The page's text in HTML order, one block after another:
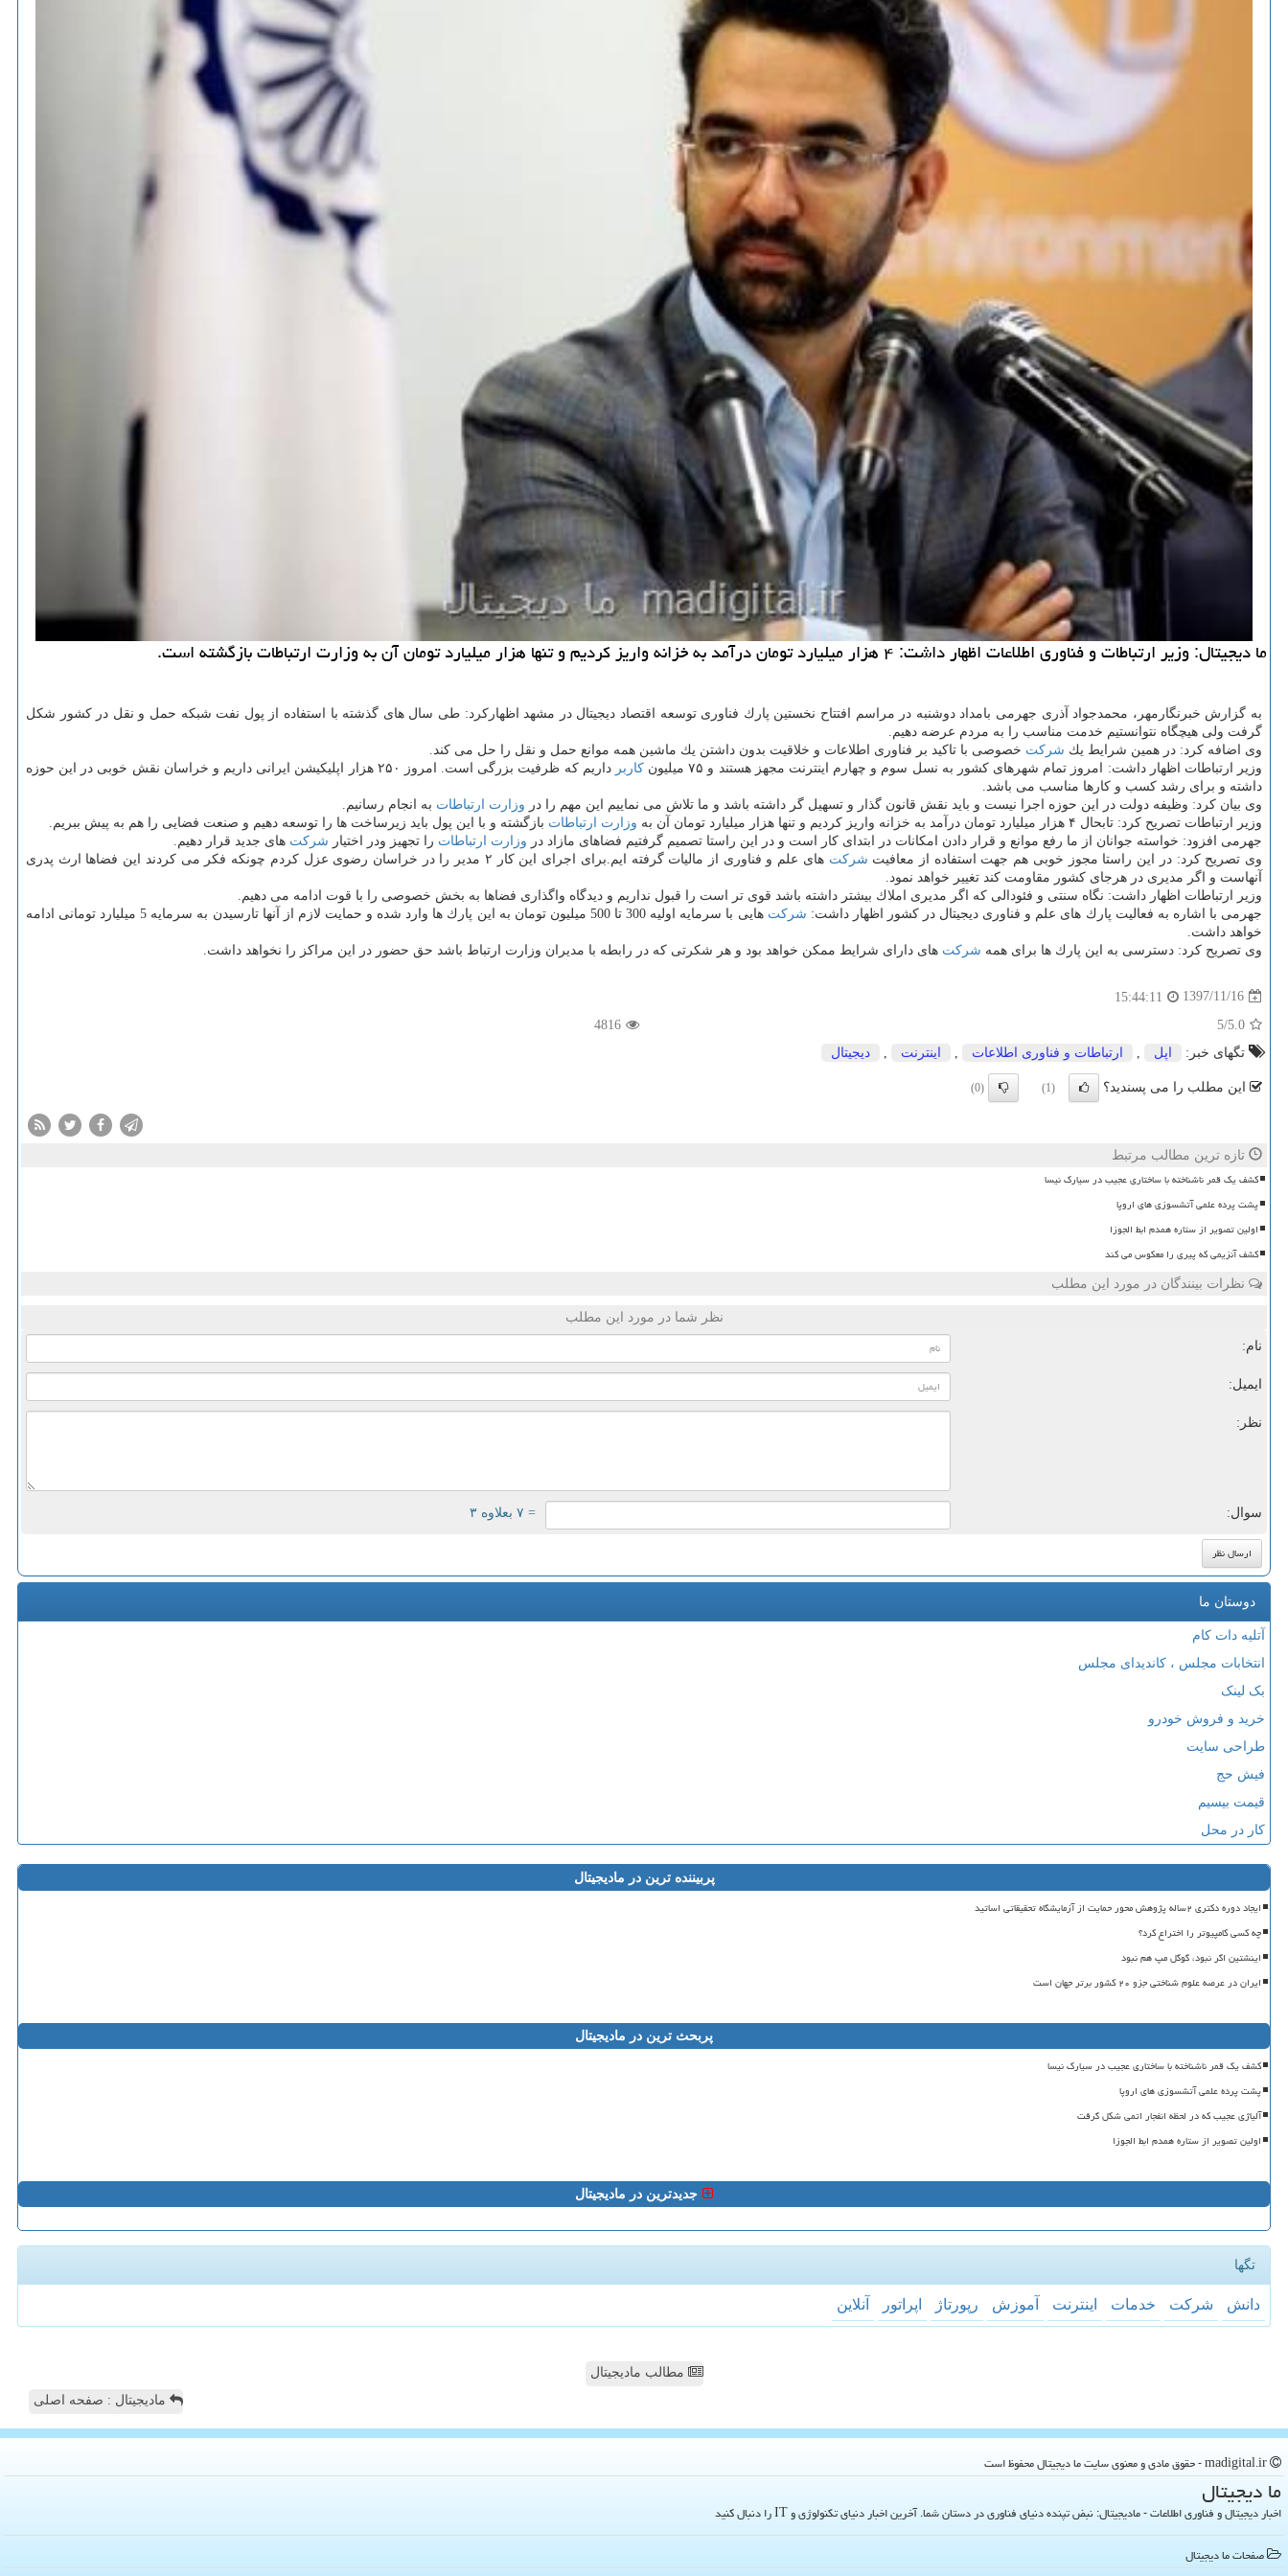
ما دیجیتال: وزیر ارتباطات و فناوری اطلاعات اظهار داشت: ۴ هزار میلیارد تومان درآمد به خزانه واریز كردیم و تنها هزار میلیارد تومان آن به وزارت ارتباطات بازگشته است.
به گزارش خبرنگارمهر، محمدجواد آذری جهرمی بامداد دوشنبه در مراسم افتتاح نخستین پارك فناوری توسعه اقتصاد دیجیتال در مشهد اظهاركرد: طی سال های گذشته با استفاده از پول نفت شبكه حمل و نقل در كشور شكل
گرفت ولی هیچگاه نتوانستیم خدمت مناسب را به مردم عرضه دهیم.
وی اضافه كرد: در همین شرایط یك شركت خصوصی با تاكید بر فناوری اطلاعات و خلاقیت بدون داشتن یك ماشین همه موانع حمل و نقل را حل می كند.
وزیر ارتباطات اظهار داشت: امروز تمام شهرهای كشور به نسل سوم و چهارم اینترنت مجهز هستند و ۷۵ میلیون
كاربر
داریم كه ظرفیت بزرگی است. امروز ۲۵۰ هزار اپلیكیشن ایرانی داریم و خراسان نقش خوبی در این حوزه
داشته و برای رشد كسب و كارها مناسب می باشد.
وی بیان كرد: وظیفه دولت در این حوزه اجرا نیست و باید نقش قانون گذار و تسهیل گر داشته باشد و ما تلاش می نماییم این مهم را در وزارت ارتباطات به انجام رسانیم.
وزیر ارتباطات تصریح كرد: تابحال ۴ هزار میلیارد تومان درآمد به خزانه واریز كردیم و تنها هزار میلیارد تومان آن به
وزارت ارتباطات بازگشته و با این پول باید زیرساخت ها را توسعه دهیم و صنعت فضایی را هم به پیش ببریم.
جهرمی افزود: خواسته جوانان از ما رفع موانع و قرار دادن امكانات در ابتدای كار است و در این راستا تصمیم گرفتیم فضاهای مازاد در وزارت ارتباطات را تجهیز ودر اختیار شركت های جدید قرار دهیم.
وی تصریح كرد: در این راستا مجوز خوبی هم جهت استفاده از معافیت شركت
های علم و فناوری از مالیات گرفته ایم.برای اجرای این كار ۲ مدیر را در خراسان رضوی عزل كردم چونكه فكر می كردند این فضاها ارث پدری
آنهاست و اگر مدیری در هرجای كشور مقاومت كند تغییر خواهد نمود.
وزیر ارتباطات اظهار داشت: نگاه سنتی و فئودالی كه اگر مدیری املاك بیشتر داشته باشد قوی تر است را قبول نداریم و دیدگاه واگذاری فضاها به بخش خصوصی را با قوت ادامه می دهیم.
جهرمی با اشاره به فعالیت پارك های علم و فناوری دیجیتال در كشور اظهار داشت: شركت
هایی با سرمایه اولیه 300 تا 500 میلیون تومان به این پارك ها وارد شده و حمایت لازم از آنها تارسیدن به سرمایه 5 میلیارد تومانی ادامه
خواهد داشت.
وی تصریح كرد: دسترسی به این پارك ها برای همه شركت های دارای شرایط ممكن خواهد بود و هر شكرتی كه در رابطه با مدیران وزارت ارتباط باشد حق حضور در این مراكز را نخواهد داشت.
1397/11/16
15:44:11
5.0
/5
4816
تگهای خبر:
اپل ارتباطات و فناوری اطلاعات اینترنت دیجیتال
این مطلب را می پسندید؟ (1)
(0)
تازه ترین مطالب مرتبط
کشف یک قمر ناشناخته با ساختاری عجیب در سیارک نیسا
پشت پرده علمی آتشسوزی های اروپا
اولین تصویر از ستاره همدم ابط الجوزا
کشف آنزیمی که پیری را معکوس می کند
نظرات بینندگان در مورد این مطلب
نظر شما در مورد این مطلب
نام:
ایمیل:
نظر:
سوال: = ۷ بعلاوه ۳
دوستان ما
آتلیه دات کام
انتخابات مجلس ، کاندیدای مجلس
بک لینک
خرید و فروش خودرو
طراحی سایت
فیش حج
قیمت بیسیم
کار در محل
پربیننده ترین در مادیجیتال
ایجاد دوره دکتری ۲ساله پژوهش محور حمایت از آزمایشگاه تحقیقاتی اساتید
چه کسی کامپیوتر را اختراع کرد؟
اینشتین اگر نبود، گوگل مپ هم نبود
ایران در عرصه علوم شناختی جزو ۲۰ کشور برتر جهان است
پربحث ترین در مادیجیتال
کشف یک قمر ناشناخته با ساختاری عجیب در سیارک نیسا
پشت پرده علمی آتشسوزی های اروپا
آلیاژی عجیب که در لحظه انفجار اتمی شکل گرفت
اولین تصویر از ستاره همدم ابط الجوزا
جدیدترین در مادیجیتال
تگها
دانش شركت خدمات اینترنت آموزش رپورتاژ اپراتور آنلاین
مطالب مادیجیتال
مادیجیتال : صفحه اصلی
ما دیجیتال
اخبار دیجیتال و فناوری اطلاعات - مادیجیتال: نبض تپنده دنیای فناوری در دستان شما. آخرین اخبار دنیای تکنولوژی و IT را دنبال کنید
صفحات ما دیجیتال